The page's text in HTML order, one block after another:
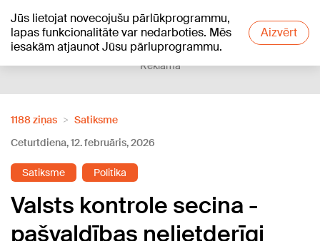
Jūs lietojat novecojušu pārlūkprogrammu,
lapas funkcionalitāte var nedarboties. Mēs
iesakām atjaunot Jūsu pārluprogrammu.
Aizvērt
+21°C
Reklāma
1188 ziņas
Satiksme
Ceturtdiena, 12. februāris, 2026
Satiksme Politika
Valsts kontrole secina -
pašvaldības nelietderīgi